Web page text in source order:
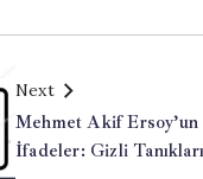
Next
Mehmet Akif
İfadeler: Gizli